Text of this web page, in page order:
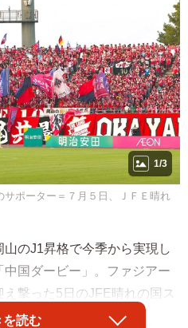
1/3
ポーター＝７月５日、ＪＦＥ晴れ
のJ1昇格で今季から実現し
国ダービー」。ファジアー
え撃った5日のJFE晴れの国ス
最多の1万5451人で埋ま
を読む